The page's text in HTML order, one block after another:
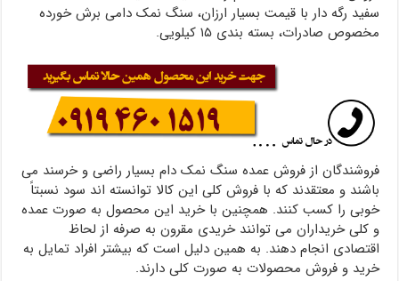
سفید رگه دار با قیمت بسیار ارزان، سنگ نمک دامی برش خورده
مخصوص صادرات، بسته بندی ۱۵ کیلویی.
فروشندگان از فروش عمده سنگ نمک دام بسیار راضی و خرسند می
باشند و معتقدند که با فروش کلی این کالا توانسته اند سود نسبتاً
خوبی را کسب کنند. همچنین با خرید این محصول به صورت عمده
و کلی خریداران می توانند خریدی مقرون به صرفه از لحاظ
اقتصادی انجام دهند. به همین دلیل است که بیشتر افراد تمایل به
خرید و فروش محصولات به صورت کلی دارند.